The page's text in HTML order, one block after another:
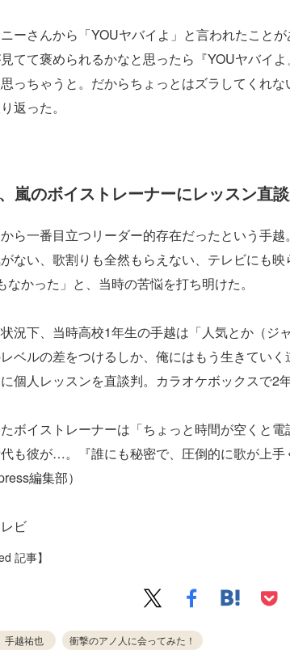
ーさんから「YOUヤバイよ」と言われたこと
てて褒められるかなと思ったら『YOUヤバイ
っちゃうと。だからちょっとはズラしてくれ
返った。
嵐のボイストレーナーにレッスン直
ら一番目立つリーダー的存在だったという手
ない、歌割りも全然もらえない、テレビにも
なかった」と、当時の苦悩を打ち明けた。
況下、当時高校1年生の手越は「人気とか（ジ
ベルの差をつけるしか、俺にはもう生きてい
個人レッスンを直談判。カラオケボックスで2
ボイストレーナーは「ちょっと時間が空くと
も彼が…。『誰にも秘密で、圧倒的に歌が上
編集部）
ビ
記事】
手越祐也 衝撃のアノ人に会ってみた！